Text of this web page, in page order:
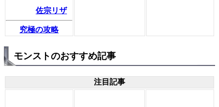
佐宗リザ
究極の攻略
モンストのおすすめ記事
注目記事